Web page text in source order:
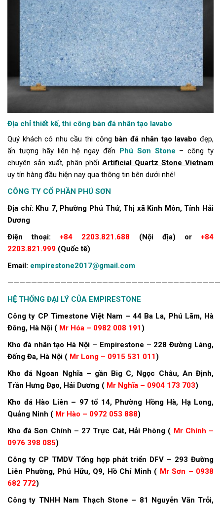
Địa chỉ thiết kế, thi công bàn đá nhân tạo lavabo
Quý khách có nhu cầu thi công bàn đá nhân tạo lavabo đẹp,
ấn tượng hãy liên hệ ngay đến Phú Sơn Stone – công ty
chuyên sản xuất, phân phối Artificial Quartz Stone Vietnam
uy tín hàng đầu hiện nay qua thông tin bên dưới nhé!
CÔNG TY CỔ PHẦN PHÚ SƠN
Địa chỉ: Khu 7, Phường Phú Thứ, Thị xã Kinh Môn, Tỉnh Hải
Dương
Điện thoại:+84 2203.821.688 (Nội địa) or+84
2203.821.999 (Quốc tế)
Email: empirestone2017@gmail.com
HỆ THỐNG ĐẠI LÝ CỦA EMPIRESTONE
Công ty CP Timestone Việt Nam – 44 Ba La, Phú Lãm, Hà
Đông, Hà Nội ( Mr Hóa – 0982 008 191)
Kho đá nhân tạo Hà Nội – Empirestone – 228 Đường Láng,
Đống Đa, Hà Nội ( Mr Long – 0915 531 011)
Kho đá Ngoan Nghĩa – gần Big C, Ngọc Châu, An Định,
Trần Hưng Đạo, Hải Dương ( Mr Nghĩa – 0904 173 703)
Kho đá Hào Liên – 97 tổ 14, Phường Hồng Hà, Hạ Long,
Quảng Ninh ( Mr Hào – 0972 053 888)
Kho đá Sơn Chính – 27 Trực Cát, Hải Phòng ( Mr Chính –
0976 398 085)
Công ty CP TMDV Tổng hợp phát triển DFV – 293 Đường
Liên Phường, Phú Hữu, Q9, Hồ Chí Minh ( Mr Sơn – 0938
682 772)
Công ty TNHH Nam Thạch Stone – 81 Nguyễn Văn Trỗi,